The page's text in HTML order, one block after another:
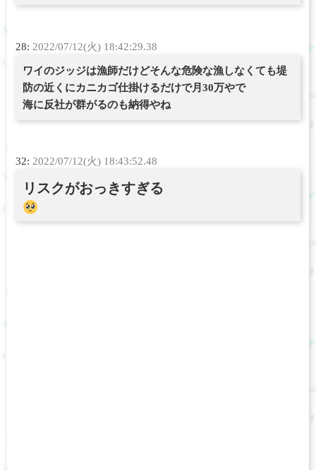
28: 2022/07/12(火) 18:42:29.38
ワイのジッジは漁師だけどそんな危険な漁しなくても堤
防の近くにカニカゴ仕掛けるだけで月30万やで
海に反社が群がるのも納得やね
32: 2022/07/12(火) 18:43:52.48
リスクがおっきすぎる